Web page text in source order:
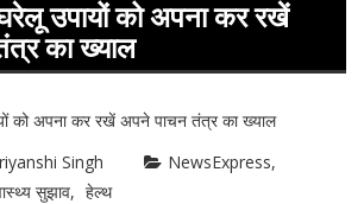
घरेलू उपायों को अपना कर रखें
का ख्याल
Singh
NewsExpress
सुझाव हेल्थ